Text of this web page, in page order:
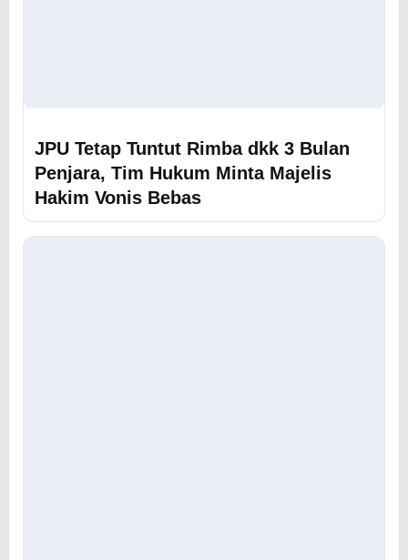
JPU Tetap Tuntut Rimba dkk 3 Bulan
Penjara, Tim Hukum Minta Majelis
Hakim Vonis Bebas